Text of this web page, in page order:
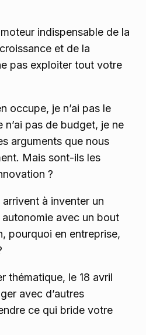
indispensable de la
et de la
pas exploiter tout votre
occupe, je n’ai pas le
n’ai pas de budget, je ne
arguments que nous
Mais sont-ils les
?
à inventer un
avec un bout
pourquoi en entreprise,
thématique, le 18 avril
avec d’autres
ce qui bride votre